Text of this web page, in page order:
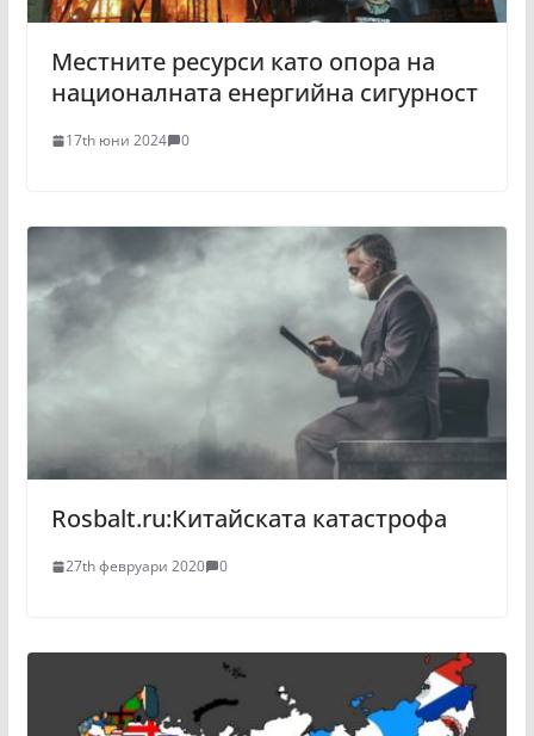
Местните ресурси като опора на
националната енергийна сигурност
17th юни 2024 0
Rosbalt.ru:Китайската катастрофа
27th февруари 2020 0